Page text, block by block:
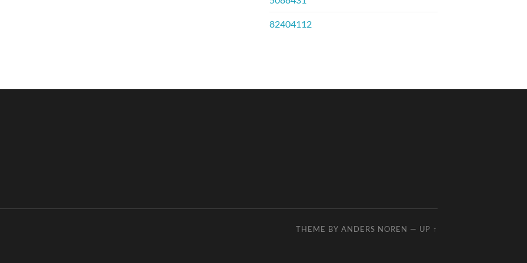
82404112
THEME BY ANDERS NOREN — UP ↑